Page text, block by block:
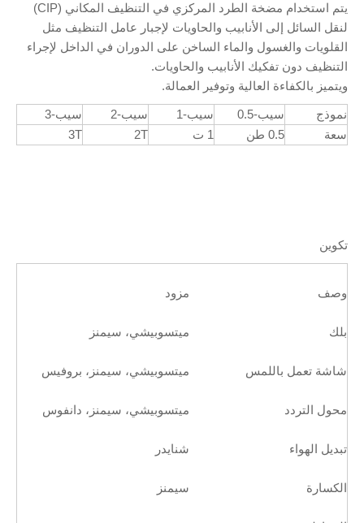
يتم استخدام مضخة الطرد المركزي في التنظيف المكاني (CIP)
لنقل السائل إلى الأنابيب والحاويات لإجبار عامل التنظيف مثل
القلويات والغسول والماء الساخن على الدوران في الداخل لإجراء
التنظيف دون تفكيك الأنابيب والحاويات.
ويتميز بالكفاءة العالية وتوفير العمالة.
نموذج سيب-0.5 سيب-1 سيب-2
سيب-3
سعة
0.5 طن 1 ت 2T
3T
تكوين
وصف مزود
بلك ميتسوبيشي، سيمنز
شاشة تعمل باللمس ميتسوبيشي، سيمنز، بروفيس
محول التردد ميتسوبيشي، سيمنز، دانفوس
تبديل الهواء شنايدر
الكسارة سيمنز